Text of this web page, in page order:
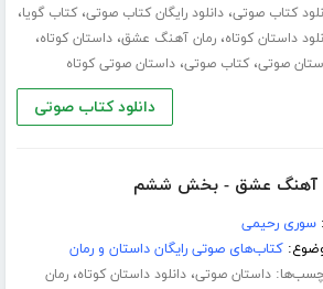
کتاب صوتی،دانلود رایگان کتاب صوتی،کتاب گویا،
داستان کوتاه،رمان آهنگ عشق،داستان کوتاه،
صوتی،کتاب صوتی،داستان صوتی کوتاه
دانلود کتاب صوتی
آهنگ عشق - بخش ششم
سوری رحیمی
کتاب‌های صوتی رایگان داستان و رمان
داستان صوتی،دانلود داستان کوتاه،رمان